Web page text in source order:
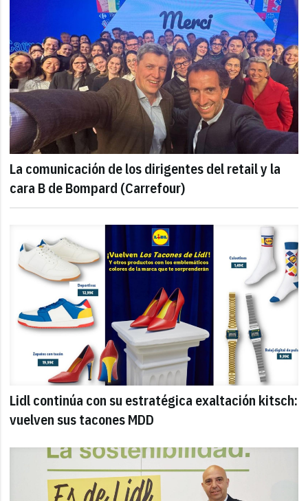
La comunicación de los dirigentes del retail y la
cara B de Bompard (Carrefour)
Lidl continúa con su estratégica exaltación kitsch:
vuelven sus tacones MDD